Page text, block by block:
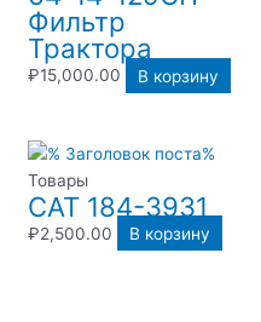
Фильтр
Трактора
₽15,000.00 В корзину
Товары
CAT 184-3931
₽2,500.00 В корзину